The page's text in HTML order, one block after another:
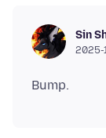
Sin
2025-